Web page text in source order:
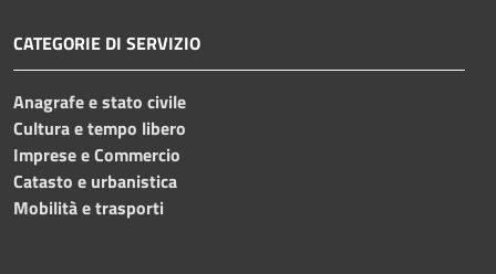
CATEGORIE DI SERVIZIO
Anagrafe e stato civile
Cultura e tempo libero
Imprese e Commercio
Catasto e urbanistica
Mobilità e trasporti